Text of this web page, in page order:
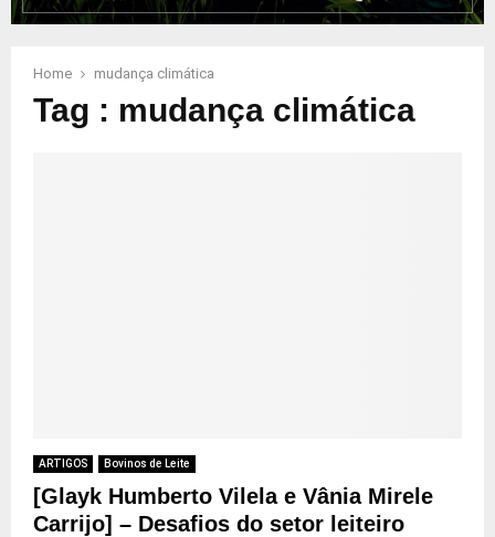
Home mudança climática
Tag : mudança climática
ARTIGOS Bovinos de Leite
[Glayk Humberto Vilela e Vânia Mirele
Carrijo] – Desafios do setor leiteiro